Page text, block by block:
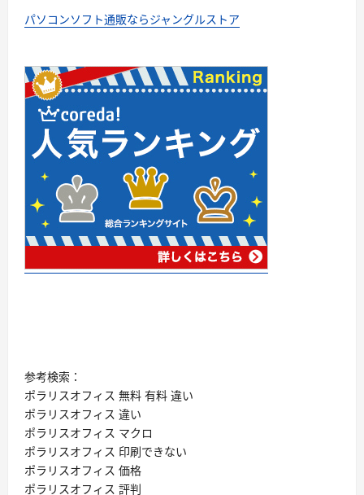
パソコンソフト通販ならジャングルストア
参考検索：
ポラリスオフィス 無料 有料 違い
ポラリスオフィス 違い
ポラリスオフィス マクロ
ポラリスオフィス 印刷できない
ポラリスオフィス 価格
ポラリスオフィス 評判